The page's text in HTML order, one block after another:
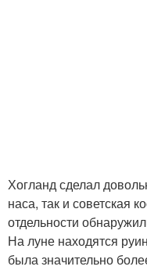
Хогланд сделал
наса, так и советская
отдельности
На луне находятся
была значительно